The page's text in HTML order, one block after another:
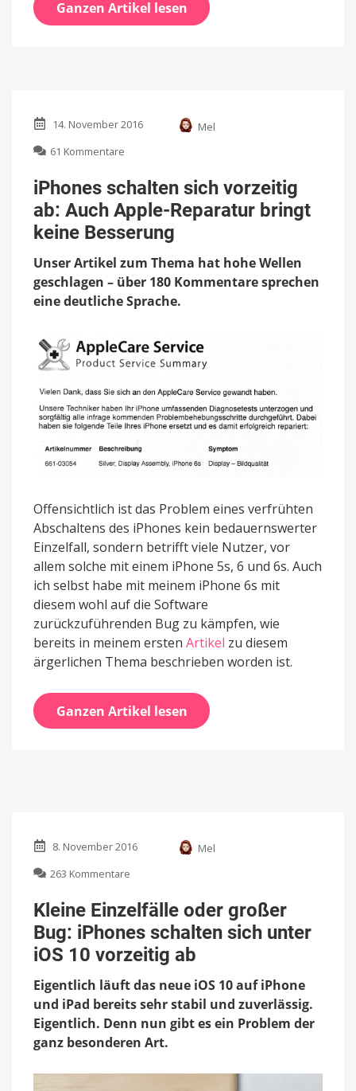
Ganzen Artikel lesen
14. November 2016
Mel
61 Kommentare
schalten
sich
vorzeitig
ab:
Auch
Apple-
bringt
keine
iPhones schalten sich vorzeitig
ab: Auch Apple-Reparatur bringt
keine Besserung
Unser Artikel zum Thema hat hohe Wellen
geschlagen – über 180 Kommentare sprechen
eine deutliche Sprache.
Offensichtlich ist das Problem eines verfrühten
Abschaltens des iPhones kein bedauernswerter
Einzelfall, sondern betrifft viele Nutzer, vor
allem solche mit einem iPhone 5s, 6 und 6s. Auch
ich selbst habe mit meinem iPhone 6s mit
diesem wohl auf die Software
zurückzuführenden Bug zu kämpfen, wie
bereits in meinem ersten Artikel zu diesem
ärgerlichen Thema beschrieben worden ist.
Ganzen Artikel lesen
8. November 2016
Mel
263 Kommentare
Einzelfälle
oder
großer
Bug:
iPhones
schalten
sich
unter
iOS
10
ab
Kleine Einzelfälle oder großer
Bug: iPhones schalten sich unter
iOS 10 vorzeitig ab
Eigentlich läuft das neue iOS 10 auf iPhone
und iPad bereits sehr stabil und zuverlässig.
Eigentlich. Denn nun gibt es ein Problem der
ganz besonderen Art.